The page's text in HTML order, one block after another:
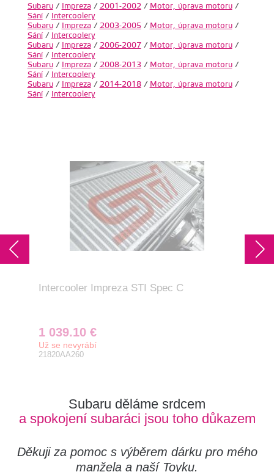
Subaru/ Impreza/ 2001-2002 / Motor, úprava motoru/
Sání/ Intercoolery
Subaru/ Impreza/ 2003-2005/ Motor, úprava motoru/
Sání/ Intercoolery
Subaru/ Impreza/ 2006-2007/ Motor, úprava motoru/
Sání/ Intercoolery
Subaru/ Impreza/ 2008-2013/ Motor, úprava motoru/
Sání/ Intercoolery
Subaru/ Impreza/ 2014-2018/ Motor, úprava motoru/
Sání/ Intercoolery
Intercooler Impreza STI Spec C
1 039.10 €
Už se nevyrábí
21820AA260
Subaru děláme srdcem
a spokojení subaráci jsou toho důkazem
Děkuji za pomoc s výběrem dárku pro mého
manžela a naší Toyku.